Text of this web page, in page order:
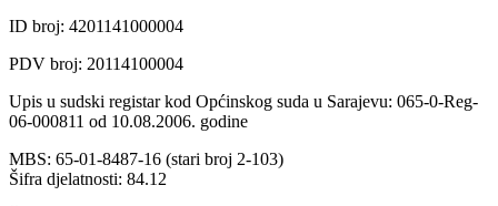
ID broj: 4201141000004
PDV broj: 20114100004
Upis u sudski registar kod Općinskog suda u Sarajevu: 065-0-Reg-
06-000811 od 10.08.2006. godine
MBS: 65-01-8487-16 (stari broj 2-103)
Šifra djelatnosti: 84.12